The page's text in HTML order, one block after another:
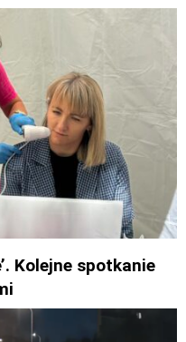
Kolejne spotkanie